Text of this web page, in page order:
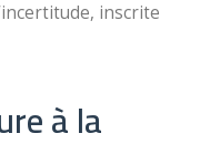
inscrite
à la